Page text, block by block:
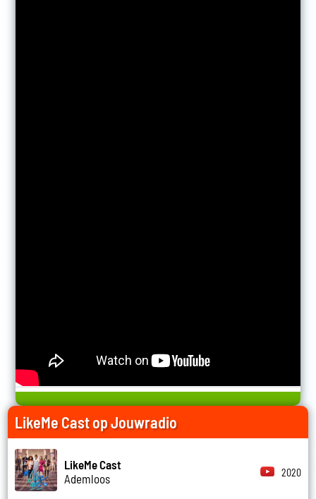
LikeMe Cast op Jouwradio
LikeMe Cast
Ademloos
2020